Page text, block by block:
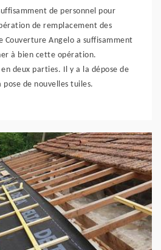
de personnel pour
de remplacement des
Angelo a suffisamment
à bien cette opération.
deux parties. Il y a la dépose de
de nouvelles tuiles.